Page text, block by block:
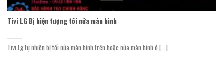
Tivi LG Bị hiện tượng tối nửa màn hình
Tivi Lg tự nhiên bị tối nửa màn hình trên hoặc nửa màn hình ở [...]